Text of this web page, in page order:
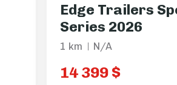
Edge Trailers
Series 2026
1 km N/A
14 399 $